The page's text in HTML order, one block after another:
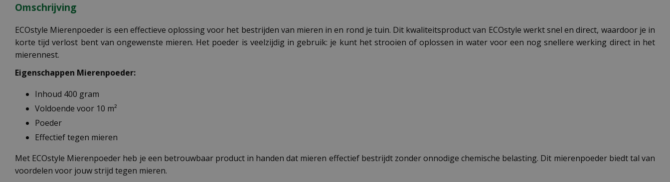
Omschrijving
ECOstyle Mierenpoeder is een effectieve oplossing voor het bestrijden van mieren in en rond je tuin. Dit kwaliteitsproduct van ECOstyle werkt snel en direct, waardoor je in
korte tijd verlost bent van ongewenste mieren. Het poeder is veelzijdig in gebruik: je kunt het strooien of oplossen in water voor een nog snellere werking direct in het
mierennest.
Eigenschappen Mierenpoeder:
Inhoud 400 gram
Voldoende voor 10 m²
Poeder
Effectief tegen mieren
Met ECOstyle Mierenpoeder heb je een betrouwbaar product in handen dat mieren effectief bestrijdt zonder onnodige chemische belasting. Dit mierenpoeder biedt tal van
voordelen voor jouw strijd tegen mieren.